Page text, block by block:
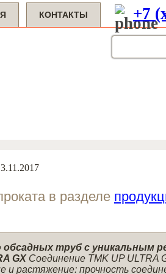
КОНТАКТЫ +7
в разделе
обсадных труб с уникальным
GX Соединение TMK UP ULTRA
растяжение: прочность